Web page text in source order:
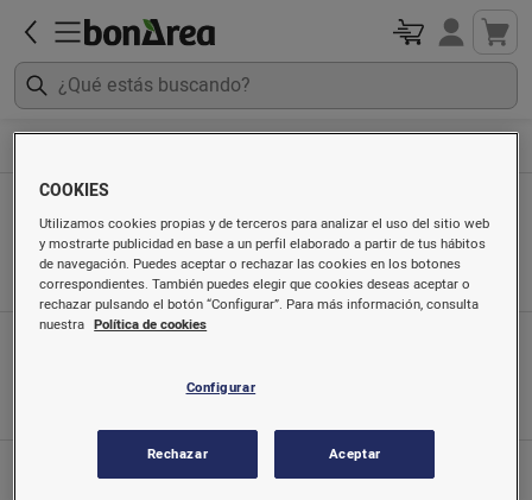
Textil cama
Ordenado por
Servicio al cliente
COOKIES
Utilizamos cookies propias y de terceros para analizar el uso del sitio web
y mostrarte publicidad en base a un perfil elaborado a partir de tus hábitos
de navegación. Puedes aceptar o rechazar las cookies en los botones
correspondientes. También puedes elegir que cookies deseas aceptar o
rechazar pulsando el botón “Configurar”. Para más información, consulta
nuestra Política de cookies
Configurar
Rechazar Aceptar